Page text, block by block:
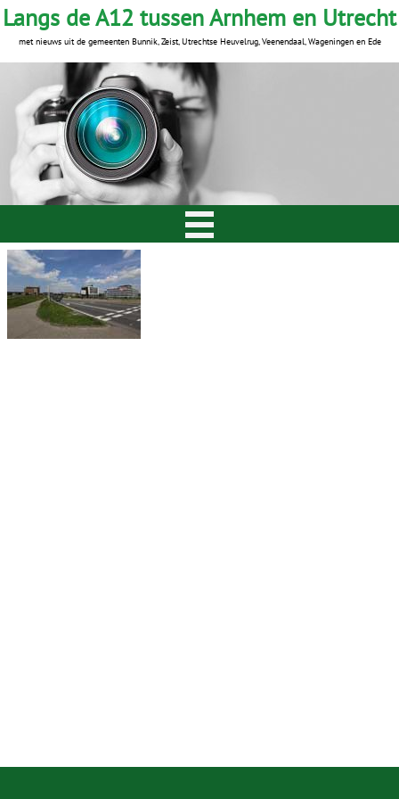
Langs de A12 tussen Arnhem en Utrecht
met nieuws uit de gemeenten Bunnik, Zeist, Utrechtse Heuvelrug, Veenendaal, Wageningen en Ede